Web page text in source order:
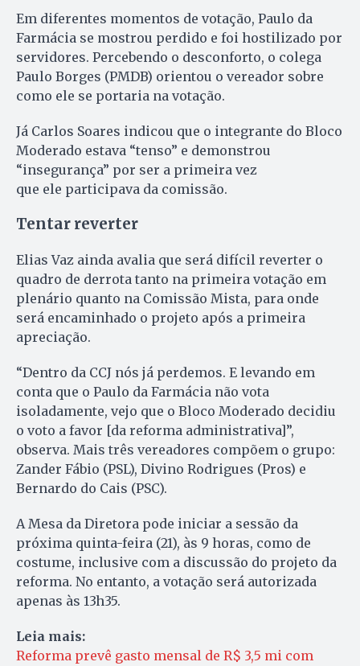
Em diferentes momentos de votação, Paulo da
Farmácia se mostrou perdido e foi hostilizado por
servidores. Percebendo o desconforto, o colega
Paulo Borges (PMDB) orientou o vereador sobre
como ele se portaria na votação.
Já Carlos Soares indicou que o integrante do Bloco
Moderado estava “tenso” e demonstrou
“insegurança” por ser a primeira vez
que ele participava da comissão.
Tentar reverter
Elias Vaz ainda avalia que será difícil reverter o
quadro de derrota tanto na primeira votação em
plenário quanto na Comissão Mista, para onde
será encaminhado o projeto após a primeira
apreciação.
“Dentro da CCJ nós já perdemos. E levando em
conta que o Paulo da Farmácia não vota
isoladamente, vejo que o Bloco Moderado decidiu
o voto a favor [da reforma administrativa]”,
observa. Mais três vereadores compõem o grupo:
Zander Fábio (PSL), Divino Rodrigues (Pros) e
Bernardo do Cais (PSC).
A Mesa da Diretora pode iniciar a sessão da
próxima quinta-feira (21), às 9 horas, como de
costume, inclusive com a discussão do projeto da
reforma. No entanto, a votação será autorizada
apenas às 13h35.
Leia mais:
Reforma prevê gasto mensal de R$ 3,5 mi com